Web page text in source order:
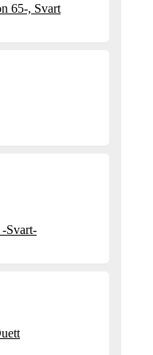
65-, Svart
Svart-